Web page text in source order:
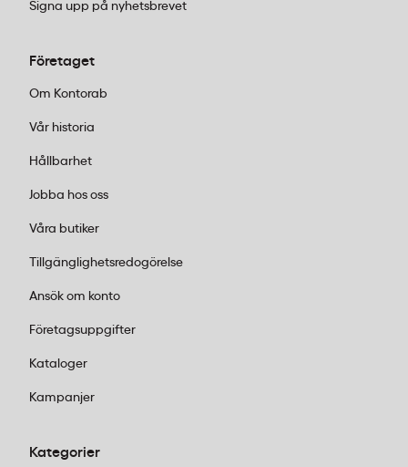
Signa upp på nyhetsbrevet
Företaget
Om Kontorab
Vår historia
Hållbarhet
Jobba hos oss
Våra butiker
Tillgänglighetsredogörelse
Ansök om konto
Företagsuppgifter
Kataloger
Kampanjer
Kategorier